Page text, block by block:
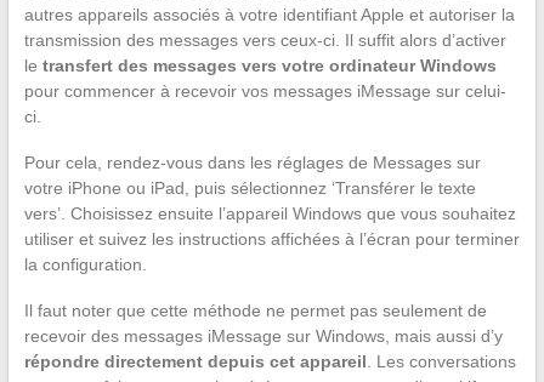
autres appareils associés à votre identifiant Apple et autoriser la
transmission des messages vers ceux-ci. Il suffit alors d’activer
le transfert des messages vers votre ordinateur Windows
pour commencer à recevoir vos messages iMessage sur celui-
ci.
Pour cela, rendez-vous dans les réglages de Messages sur
votre iPhone ou iPad, puis sélectionnez ‘Transférer le texte
vers’. Choisissez ensuite l’appareil Windows que vous souhaitez
utiliser et suivez les instructions affichées à l’écran pour terminer
la configuration.
Il faut noter que cette méthode ne permet pas seulement de
recevoir des messages iMessage sur Windows, mais aussi d’y
répondre directement depuis cet appareil . Les conversations